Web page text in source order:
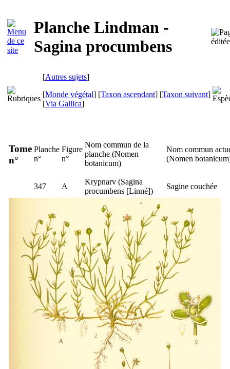
Planche Lindman -
Sagina procumbens
[Autres sujets]
[Monde végétal] [Taxon ascendant] [Taxon suivant]
[Via Gallica]
Tome
n°
Planche
n°
Figure
n°
Nom commun de la
planche (Nomen
botanicum)
Nom commun
(Nomen botanicum
347 A
Krypnarv (Sagina
procumbens [Linné])
Sagine couchée